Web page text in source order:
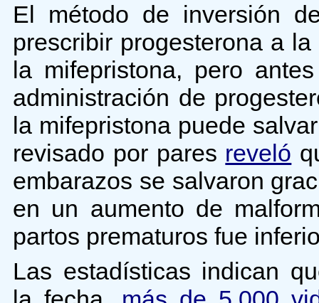
El método de inversión
prescribir progesterona a
la mifepristona, pero
administración de
la mifepristona puede
revisado por pares reveló
embarazos se salvaron
en un aumento de
partos prematuros fue
Las estadísticas indican